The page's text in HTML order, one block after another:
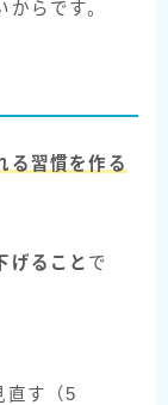
らです。
る習慣を作る
げること で
直す（5